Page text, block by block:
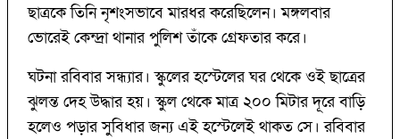
ছাত্রকে তিনি নৃশংসভাবে মারধর করেছিলেন। মঙ্গলবার
ভোরেই কেন্দ্রা থানার পুলিশ তাঁকে গ্রেফতার করে।
ঘটনা রবিবার সন্ধ্যার। স্কুলের হস্টেলের ঘর থেকে ওই ছাত্রের
ঝুলন্ত দেহ উদ্ধার হয়। স্কুল থেকে মাত্র ২০০ মিটার দূরে বাড়ি
হলেও পড়ার সুবিধার জন্য এই হস্টেলেই থাকত সে। রবিবার